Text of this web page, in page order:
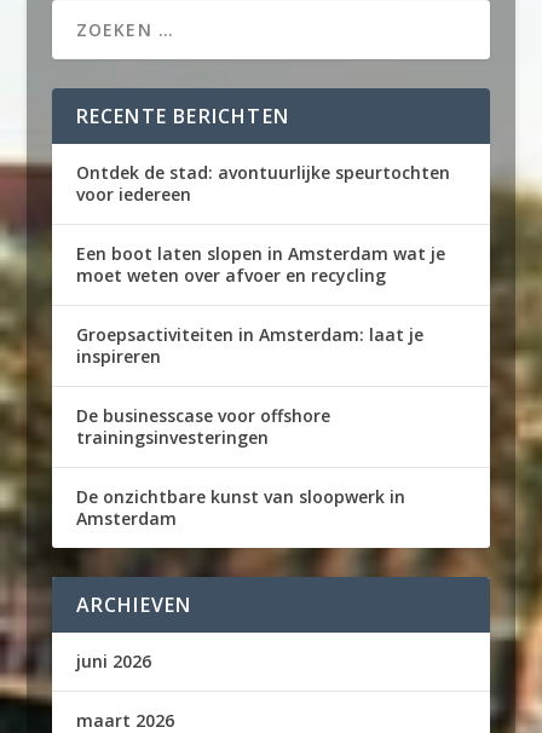
RECENTE BERICHTEN
Ontdek de stad: avontuurlijke speurtochten
voor iedereen
Een boot laten slopen in Amsterdam wat je
moet weten over afvoer en recycling
Groepsactiviteiten in Amsterdam: laat je
inspireren
De businesscase voor offshore
trainingsinvesteringen
De onzichtbare kunst van sloopwerk in
Amsterdam
ARCHIEVEN
juni 2026
maart 2026